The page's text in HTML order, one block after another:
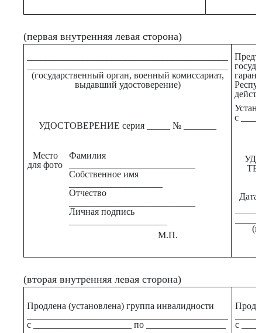
(первая внутренняя левая сторона)
(государственный орган, военный комиссариат,
выдавший удостоверение)
с
Дата
УДОСТОВЕРЕНИЕ серия _____ № _______
Место
для фото
Фамилия
Собственное имя
Отчество
Личная подпись
М.П.
(вторая внутренняя левая сторона)
Продлена (установлена) группа инвалидности
с _____________________ по _________________
с